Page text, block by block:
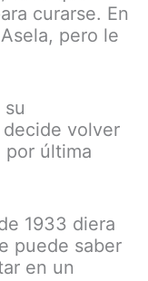
curarse. En
pero le
volver
por última
1933 diera
puede saber
en un